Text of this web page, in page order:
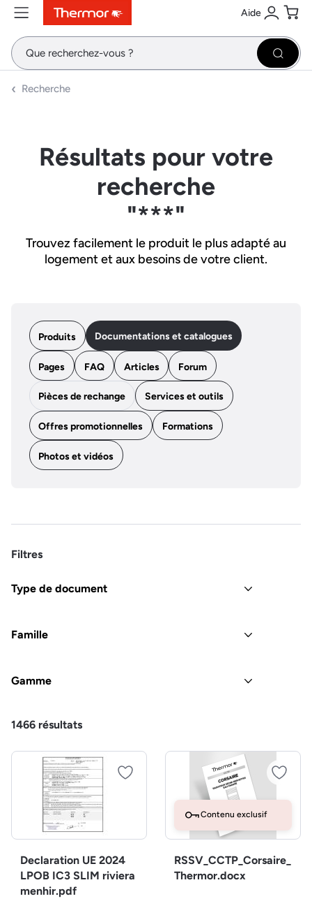
ContenuMenuRecherche Aide
Se
Recherche
Résultats pour votre
recherche
"***"
Trouvez facilement le produit le plus adapté au
logement et aux besoins de votre client.
Produits Documentations et catalogues
Pages FAQ Articles Forum
Pièces de rechange Services et outils
Offres promotionnelles Formations
Photos et vidéos
Filtres
Type de document
Famille
Gamme
1466 résultats
Declaration UE 2024
LPOB IC3 SLIM riviera
menhir.pdf
Contenu exclusif
RSSV_CCTP_Corsaire_
Thermor.docx